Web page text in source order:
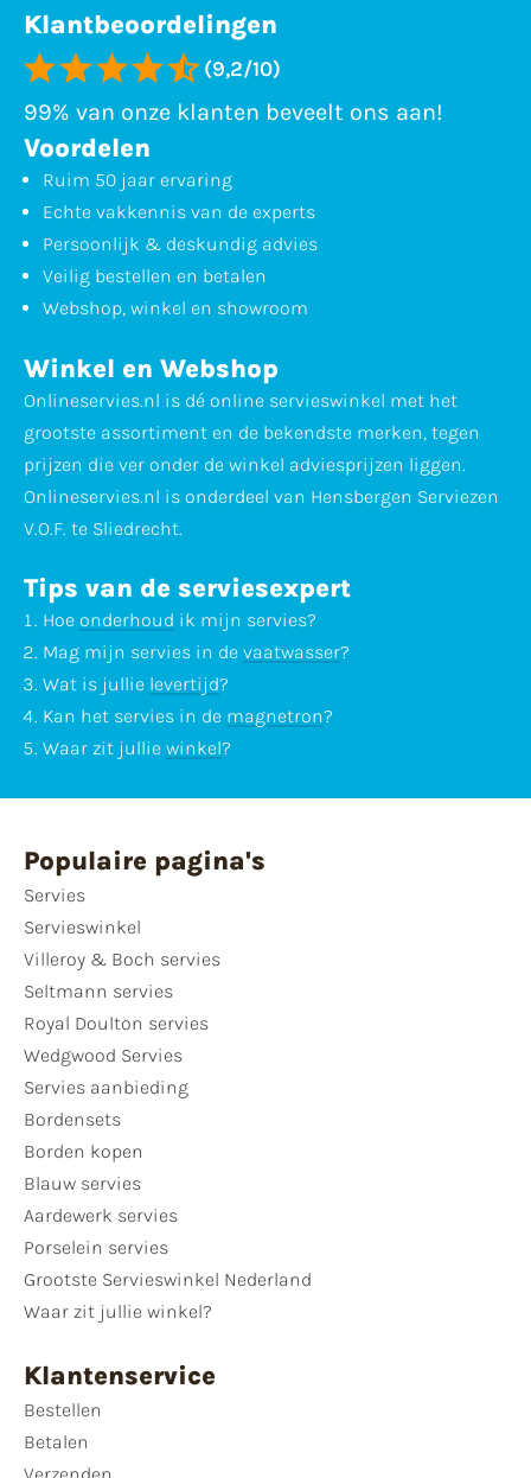
Klantbeoordelingen
(9,2/10)
99% van onze klanten beveelt ons aan!
Voordelen
Ruim 50 jaar ervaring
Echte vakkennis van de experts
Persoonlijk & deskundig advies
Veilig bestellen en betalen
Webshop, winkel en showroom
Winkel en Webshop
Onlineservies.nl is dé online servieswinkel met het
grootste assortiment en de bekendste merken, tegen
prijzen die ver onder de winkel adviesprijzen liggen.
Onlineservies.nl is onderdeel van Hensbergen Serviezen
V.O.F. te Sliedrecht.
Tips van de serviesexpert
Hoe onderhoud ik mijn servies?
Mag mijn servies in de vaatwasser?
Wat is jullie levertijd?
Kan het servies in de magnetron?
Waar zit jullie winkel?
Populaire pagina's
Servies
Servieswinkel
Villeroy & Boch servies
Seltmann servies
Royal Doulton servies
Wedgwood Servies
Servies aanbieding
Bordensets
Borden kopen
Blauw servies
Aardewerk servies
Porselein servies
Grootste Servieswinkel Nederland
Waar zit jullie winkel?
Klantenservice
Bestellen
Betalen